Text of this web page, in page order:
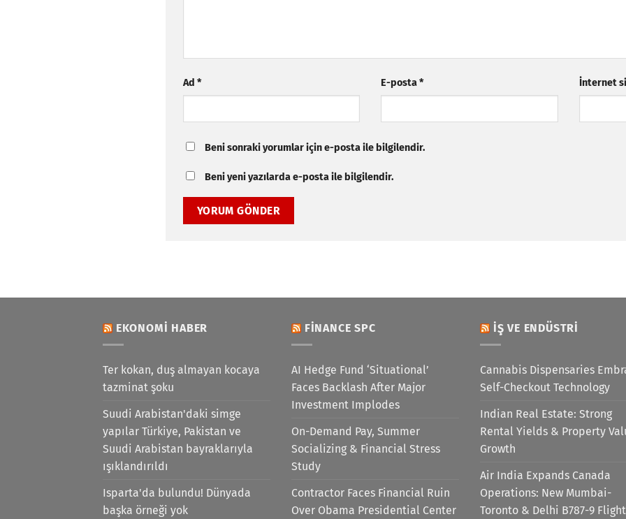
Ad * E-posta* İnternet
Beni sonraki yorumlar için e-posta ile bilgilendir.
Beni yeni yazılarda e-posta ile bilgilendir.
EKONOMI HABER
Ter kokan, duş almayan kocaya
tazminat şoku
Suudi Arabistan'daki simge
yapılar Türkiye, Pakistan ve
Suudi Arabistan bayraklarıyla
ışıklandırıldı
Isparta'da bulundu! Dünyada
başka örneği yok
FINANCE SPC
AI Hedge Fund ‘Situational’
Faces Backlash After Major
Investment Implodes
On-Demand Pay, Summer
Socializing & Financial Stress
Study
Contractor Faces Financial Ruin
Over Obama Presidential Center
İŞ VE ENDÜSTRI
Cannabis Dispensaries
Self-Checkout Technology
Indian Real Estate: Strong
Rental Yields & Property
Growth
Air India Expands Canada
Operations: New Mumbai-
Toronto & Delhi B787-9